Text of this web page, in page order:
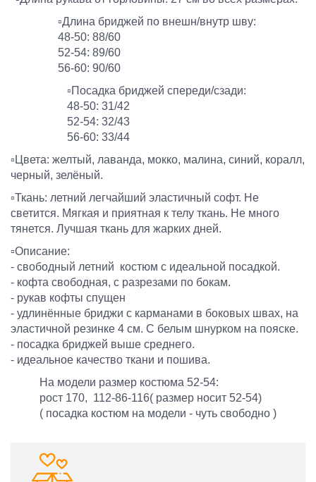
▫️Длина бриджей по внешн/внутр шву:
48-50: 88/60
52-54: 89/60
56-60: 90/60
▫️Посадка бриджей спереди/сзади:
48-50: 31/42
52-54: 32/43
56-60: 33/44
▫️Цвета: желтый, лаванда, мокко, малина, синий, коралл,
черный, зелёный.
▫️Ткань: летний легчайший эластичный софт. Не
светится. Мягкая и приятная к телу ткань. Не много
тянется. Лучшая ткань для жарких дней.
▫️Описание:
- свободный летний костюм с идеальной посадкой.
- кофта свободная, с разрезами по бокам.
- рукав кофты спущен
- удлинённые бриджи с карманами в боковых швах, на
эластичной резинке 4 см. С белым шнурком на пояске.
- посадка бриджей выше среднего.
- идеальное качество ткани и пошива.
На модели размер костюма 52-54:
рост 170, 112-86-116( размер носит 52-54)
( посадка костюм на модели - чуть свободно )